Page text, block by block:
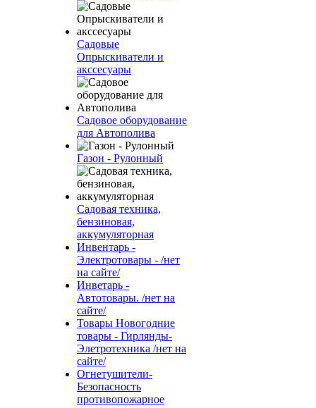
Садовые
Опрыскиватели и
акссесуары
Садовое оборудование
для Автополива
Газон - Рулонный
Садовая техника,
бензиновая,
аккумуляторная
Инвентарь -
Электротовары - /нет
на сайте/
Инветарь -
Автотовары. /нет на
сайте/
Товары Новогодние
товары - Гирлянды-
Элетротехника /нет на
сайте/
Огнетушители-
Безопасность
противопожарное